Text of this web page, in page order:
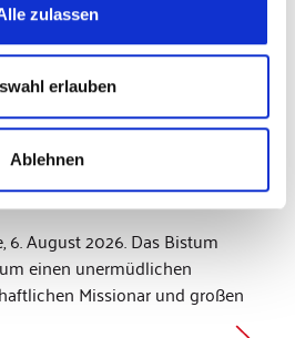
zulassen
erlauben
Ablehnen
und Missionar in
6. August 2026. Das Bistum
einen unermüdlichen
Missionar und großen